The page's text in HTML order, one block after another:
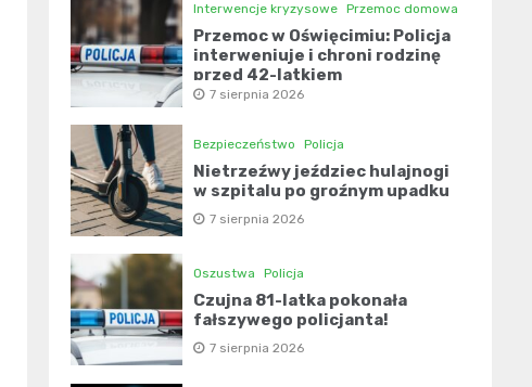
Interwencje kryzysowe Przemoc domowa
Przemoc w Oświęcimiu: Policja
interweniuje i chroni rodzinę
przed 42-latkiem
7 sierpnia 2026
Bezpieczeństwo Policja
Nietrzeźwy jeździec hulajnogi
w szpitalu po groźnym upadku
7 sierpnia 2026
Oszustwa Policja
Czujna 81-latka pokonała
fałszywego policjanta!
7 sierpnia 2026